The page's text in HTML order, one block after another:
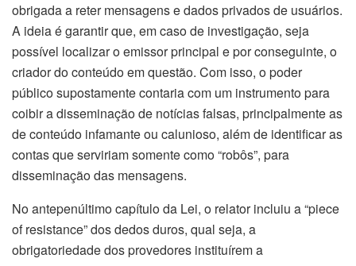
obrigada a reter mensagens e dados privados de usuários.
A ideia é garantir que, em caso de investigação, seja
possível localizar o emissor principal e por conseguinte, o
criador do conteúdo em questão. Com isso, o poder
público supostamente contaria com um instrumento para
coibir a disseminação de notícias falsas, principalmente as
de conteúdo infamante ou calunioso, além de identificar as
contas que serviriam somente como “robôs”, para
disseminação das mensagens.
No antepenúltimo capítulo da Lei, o relator incluiu a “piece
of resistance” dos dedos duros, qual seja, a
obrigatoriedade dos provedores instituírem a